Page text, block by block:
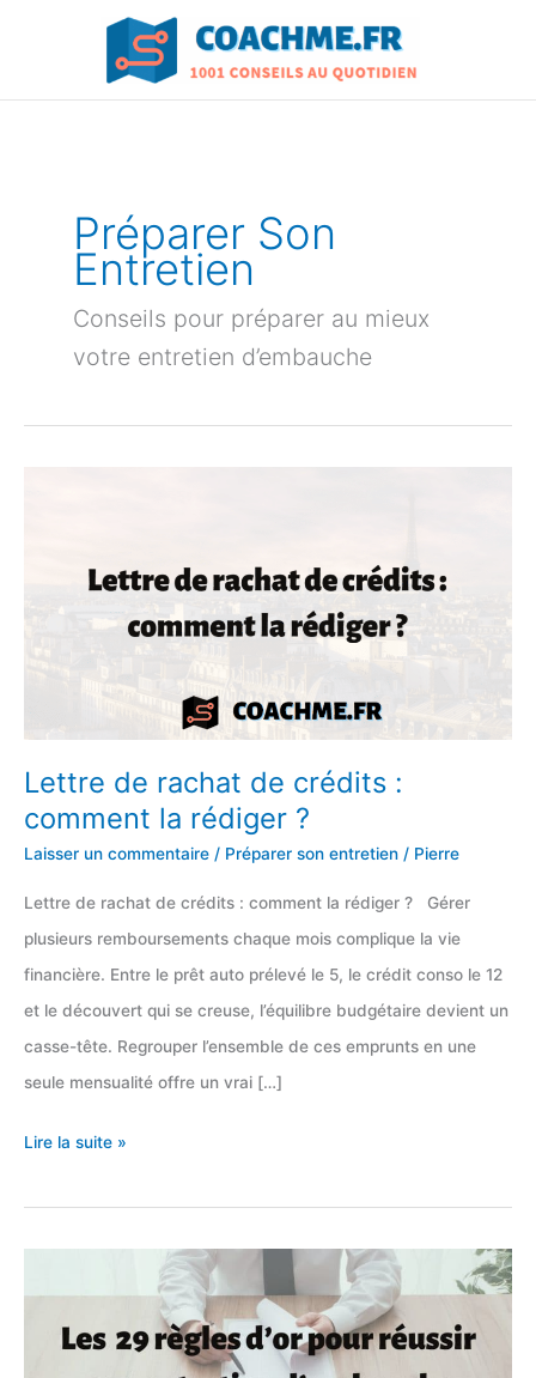
Préparer Son
Entretien
Conseils pour préparer au mieux
votre entretien d’embauche
Lettre de rachat de crédits :
comment la rédiger ?
Laisser un commentaire / Préparer son entretien / Pierre
Lettre de rachat de crédits : comment la rédiger ? Gérer
plusieurs remboursements chaque mois complique la vie
financière. Entre le prêt auto prélevé le 5, le crédit conso le 12
et le découvert qui se creuse, l’équilibre budgétaire devient un
casse-tête. Regrouper l’ensemble de ces emprunts en une
seule mensualité offre un vrai […]
Lettre
rachat
de
comment
Lire la suite »